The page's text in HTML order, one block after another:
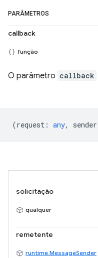
PARÂMETROS
callback
função
O parâmetro callback
(request : any, sender
solicitação
qualquer
remetente
runtime.MessageSender